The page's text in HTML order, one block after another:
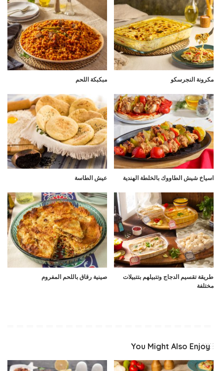
مكرونة النجرسكو مبكبكة اللحم
اسياخ شيش الطاووك بالخلطة الهندية عيش الطاسة
طريقة تقسيم الدجاج وتتبيلهم بتتبيلات
مختلفة
صينية رقاق باللحم المفروم
You Might Also Enjoy